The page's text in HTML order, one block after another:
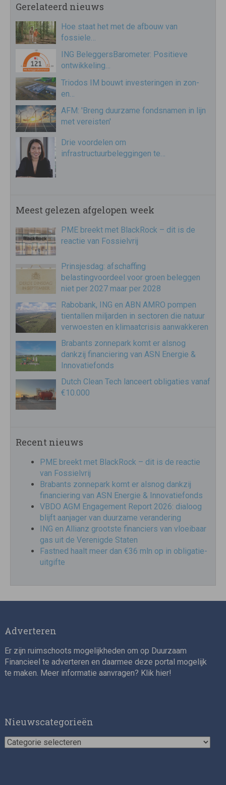
Gerelateerd nieuws
Hoe staat het met de afbouw van
fossiele…
ING BeleggersBarometer: Positieve
ontwikkeling…
Triodos IM bouwt investeringen in zon-
en…
AFM: 'Breng duurzame fondsnamen in lijn
met vereisten'
Drie voordelen om
infrastructuurbeleggingen te…
Meest gelezen afgelopen week
PME breekt met BlackRock – dit is de
reactie van Fossielvrij
Prinsjesdag: afschaffing
belastingvoordeel voor groen beleggen
niet per 2027 maar per 2028
Rabobank, ING en ABN AMRO pompen
tientallen miljarden in sectoren die natuur
verwoesten en klimaatcrisis aanwakkeren
Brabants zonnepark komt er alsnog
dankzij financiering van ASN Energie &
Innovatiefonds
Dutch Clean Tech lanceert obligaties vanaf
€10.000
Recent nieuws
PME breekt met BlackRock – dit is de reactie
van Fossielvrij
Brabants zonnepark komt er alsnog dankzij
financiering van ASN Energie & Innovatiefonds
VBDO AGM Engagement Report 2026: dialoog
blijft aanjager van duurzame verandering
ING en Allianz grootste financiers van vloeibaar
gas uit de Verenigde Staten
Fastned haalt meer dan €36 mln op in obligatie-
uitgifte
Adverteren
Er zijn ruimschoots mogelijkheden om op Duurzaam
Financieel te adverteren en daarmee deze portal mogelijk
te maken. Meer informatie aanvragen? Klik hier!
Nieuwscategorieën
Nieuwscategorieën